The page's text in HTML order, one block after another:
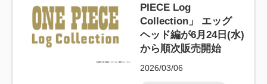
PIECE Log
Collection」 エッグ
ヘッド編が6月24日(水)
から順次販売開始
2026/03/06